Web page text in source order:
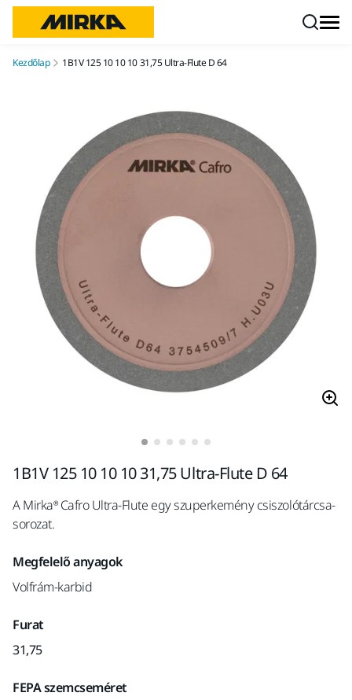
Kezdőlap 1B1V 125 10 10 10 31,75 Ultra-Flute D 64
1B1V 125 10 10 10 31,75 Ultra-Flute D 64
A Mirka® Cafro Ultra-Flute egy szuperkemény csiszolótárcsa-
sorozat.
Megfelelő anyagok
Volfrám-karbid
Furat
31,75
FEPA szemcseméret